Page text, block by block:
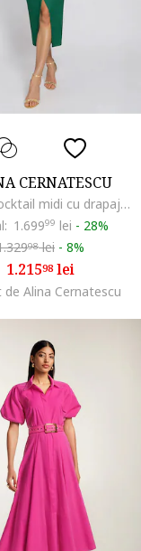
CERNATESCU
Rochie cocktail midi cu drapaje ALAYA, Verde padure
1.69999 lei - 28%
98lei - 8%
1.21598 lei
de Alina Cernatescu